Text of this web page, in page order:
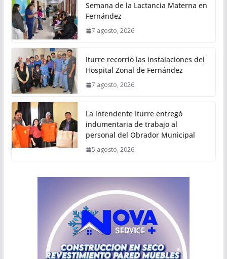
Semana de la Lactancia Materna en
Fernández
7 agosto, 2026
Iturre recorrió las instalaciones del
Hospital Zonal de Fernández
7 agosto, 2026
La intendente Iturre entregó
indumentaria de trabajo al
personal del Obrador Municipal
5 agosto, 2026